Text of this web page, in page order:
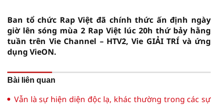
Ban tổ chức Rap Việt đã chính thức ấn định ngày
giờ lên sóng mùa 2 Rap Việt lúc 20h thứ bảy hằng
tuần trên Vie Channel – HTV2, Vie GIẢI TRÍ và ứng
dụng VieON.
Bài liên quan
Vẫn là sự hiện diện độc lạ, khác thường trong các sự